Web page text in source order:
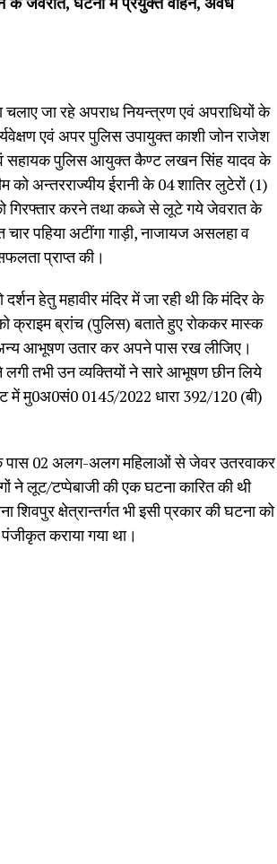
जा रहे अपराध नियन्त्रण एवं अपराधियों के
एवं अपर पुलिस उपायुक्त काशी जोन राजेश
सहायक पुलिस आयुक्त कैण्ट लखन सिंह यादव के
अन्तरराज्यीय ईरानी के 04 शातिर लुटेरों (1)
गिरफ्तार करने तथा कब्जे से लूटे गये जेवरात के
पहिया अटींगा गाड़ी, नाजायज असलहा व
प्राप्त की।
हेतु महावीर मंदिर में जा रही थी कि मंदिर के
क्राइम ब्रांच (पुलिस) बताते हुए रोककर मास्क
आभूषण उतार कर अपने पास रख लीजिए।
तभी उन व्यक्तियों ने सारे आभूषण छीन लिये
में मु0अ0सं0 0145/2022 धारा 392/120 (बी)
के पास 02 अलग-अलग महिलाओं से जेवर उतरवाकर
ने लूट/टप्पेबाजी की एक घटना कारित की थी
क्षेत्रान्तर्गत भी इसी प्रकार की घटना को
कराया गया था।